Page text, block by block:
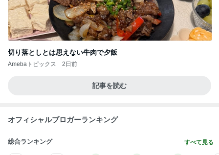
切り落としとは思えない牛肉で夕飯
Amebaトピックス 2日前
記事を読む
オフィシャルブロガーランキング
総合ランキング すべて見る